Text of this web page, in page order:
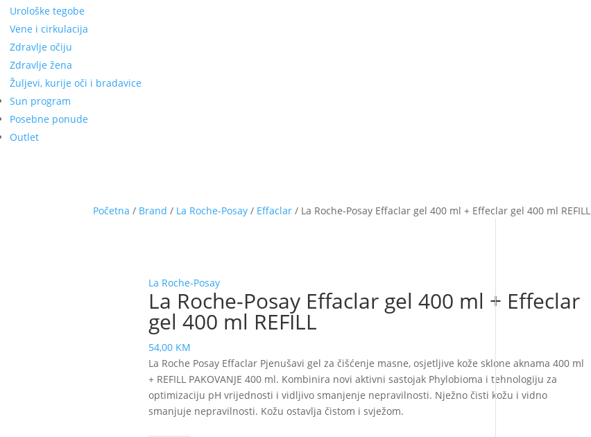
Urološke tegobe
Vene i cirkulacija
Zdravlje očiju
Zdravlje žena
Žuljevi, kurije oči i bradavice
Sun program
Posebne ponude
Outlet
Početna / Brand / La Roche-Posay / Effaclar / La Roche-Posay Effaclar gel 400 ml + Effeclar gel 400 ml REFILL
La Roche-Posay
La Roche-Posay Effaclar gel 400 ml + Effeclar
gel 400 ml REFILL
54,00 KM
La Roche Posay Effaclar Pjenušavi gel za čišćenje masne, osjetljive kože sklone aknama 400 ml
+ REFILL PAKOVANJE 400 ml. Kombinira novi aktivni sastojak Phylobioma i tehnologiju za
optimizaciju pH vrijednosti i vidljivo smanjenje nepravilnosti. Nježno čisti kožu i vidno
smanjuje nepravilnosti. Kožu ostavlja čistom i svježom.